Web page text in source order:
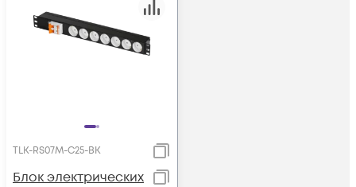
TLK-RS07M-C25-BK
Блок электрических